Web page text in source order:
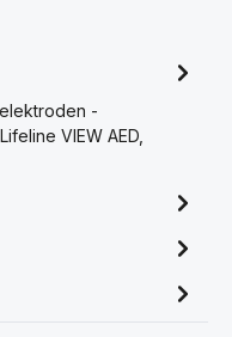
-
VIEW AED,